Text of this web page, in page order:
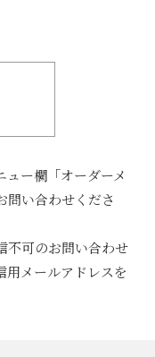
ー欄「オーダーメ
問い合わせくださ
不可のお問い合わせ
用メールアドレスを